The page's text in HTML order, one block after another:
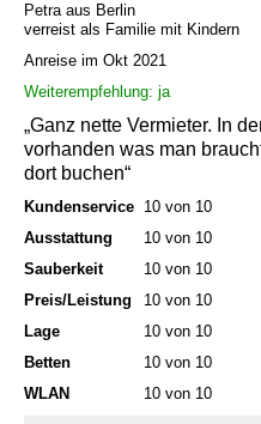
Petra aus Berlin
verreist als Familie mit Kindern
Anreise im Okt 2021
Weiterempfehlung: ja
„Ganz nette Vermieter. In
vorhanden was man
dort buchen“
Kundenservice 10 von 10
Ausstattung
10 von 10
Sauberkeit
10 von 10
Preis/Leistung
10 von 10
Lage
10 von 10
Betten
10 von 10
WLAN
10 von 10